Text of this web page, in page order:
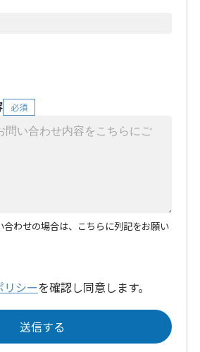
必須
合わせの場合は、こちらに列記をお願い
リシーを確認し同意します。